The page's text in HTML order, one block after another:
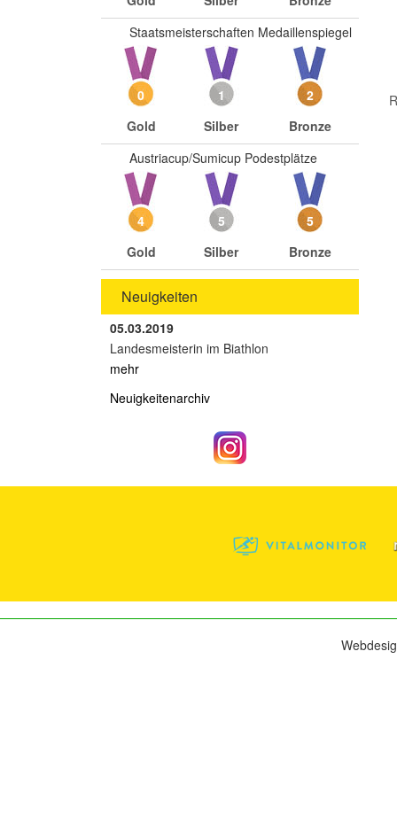
Staatsmeisterschaften Medaillenspiegel
0
Gold
1
Silber
2
Bronze
Austriacup/Sumicup Podestplätze
4
Gold
5
Silber
5
Bronze
Neuigkeiten
05.03.2019
Landesmeisterin im Biathlon
mehr
Neuigkeitenarchiv